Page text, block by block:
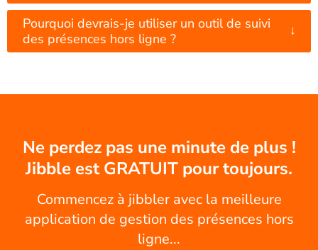
Pourquoi devrais-je utiliser un outil de suivi
des présences hors ligne ?
↓
Ne perdez pas une minute de plus !
Jibble est GRATUIT pour toujours.
Commencez à jibbler avec la meilleure
application de gestion des présences hors
ligne...